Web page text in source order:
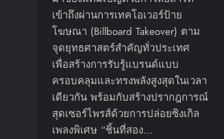
เข้าถึงผ่านการเทคโอเวอร์ป้าย
โฆษณา (Billboard Takeover) ตาม
จุดยุทธศาสตร์สำคัญทั่วประเทศ
เพื่อสร้างการรับรู้แบรนด์แบบ
ครอบคลุมและทรงพลังสูงสุดในเวลา
เดียวกัน พร้อมกับสร้างปรากฎการณ์
สุดเซอร์ไพรส์ด้วยการปล่อยซิงเกิล
เพลงพิเศษ “ชิ้นที่สอง…